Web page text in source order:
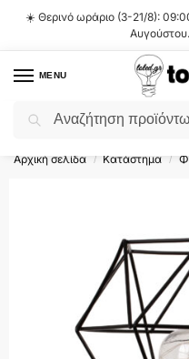
☀️ Θερινό ωράριο (3-21/8):
MENU
Flash Sale ⚡ 10%
Αρχική σελίδα / Κατάστημα /